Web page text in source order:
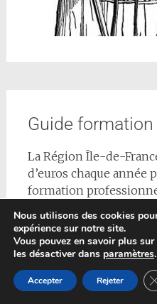
Guide
La Région Île-de-
d’euros chaque année
formation
informations
parcours de
conseils pour réussir
l’emploi.
Nous utilisons des cookies
expérience sur notre site.
Vous pouvez en savoir plus
les désactiver dans paramètres.
Accepter Rejeter